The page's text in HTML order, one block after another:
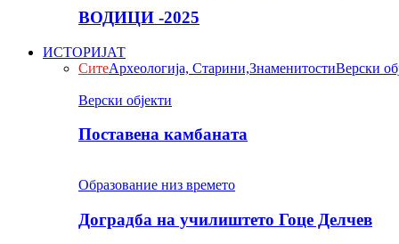
ВОДИЦИ -2025
ИСТОРИЈАТ
СитеАрхеологија, Старини,ЗнаменитостиВерски
Верски објекти
Поставена камбаната
Образование низ времето
Доградба на училиштето Гоце Делчев